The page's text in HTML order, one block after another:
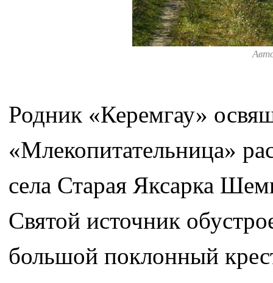
Родник «Керемгау»
«Млекопитательница»
села Старая Яксарка
Святой источник
большой поклонный